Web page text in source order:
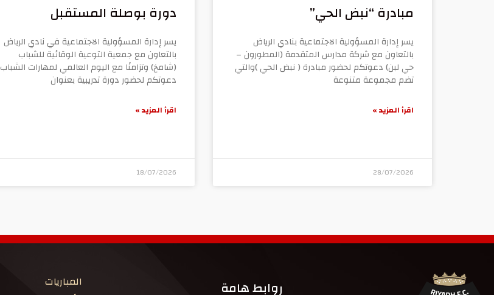
مبادرة “نبض الحي”
يسر إدارة المسؤولية الاجتماعية بنادي الرياض
بالتعاون مع شركة مدارس المتقدمة (المطورون –
حي لبن) دعوتكم لحضور مبادرة ( نبض الحي )والتي
تضم مجموعة متنوعة
اقرأ المزيد »
28/07/2026
دورة بوصلة المستقبل
يسر إدارة المسؤولية الاجتماعية في نادي الرياض
بالتعاون مع جمعية التوعية الوقائية للشباب
(شامخ) وتزامنًا مع اليوم العالمي لمهارات الشباب
دعوتكم لحضور دورة تدريبية بعنوان
اقرأ المزيد »
18/07/2026
روابط هامة
المباريات